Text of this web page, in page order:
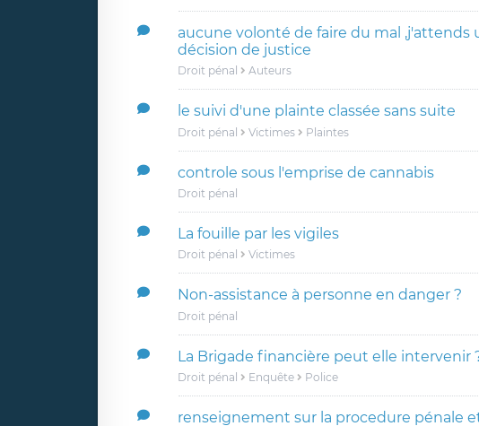
aucune volonté de faire du mal ,j'attends
décision de justice
Droit pénal Auteurs
le suivi d'une plainte classée sans suite
Droit pénal Victimes Plaintes
controle sous l'emprise de cannabis
Droit pénal
La fouille par les vigiles
Droit pénal Victimes
Non-assistance à personne en danger ?
Droit pénal
La Brigade financière peut elle intervenir
Droit pénal Enquête Police
renseignement sur la procedure pénale